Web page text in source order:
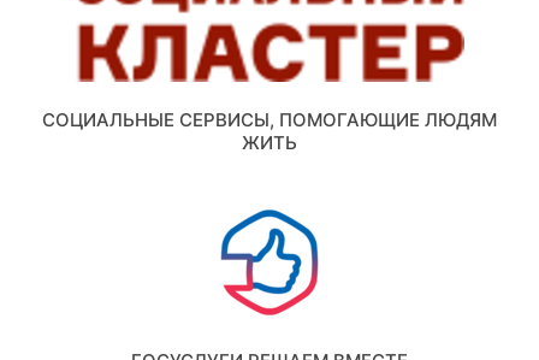
СОЦИАЛЬНЫЕ СЕРВИСЫ, ПОМОГАЮЩИЕ ЛЮДЯМ
ЖИТЬ